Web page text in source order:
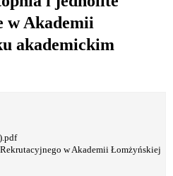
w Akademii
akademickim
w Akademii Łomżyńskiej